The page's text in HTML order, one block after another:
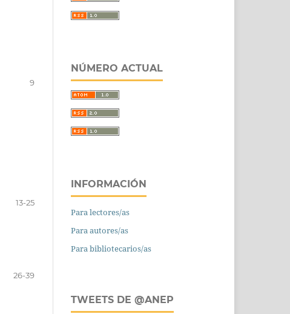
9
13-25
26-39
NÚMERO ACTUAL
INFORMACIÓN
Para lectores/as
Para autores/as
Para bibliotecarios/as
TWEETS DE @ANEP